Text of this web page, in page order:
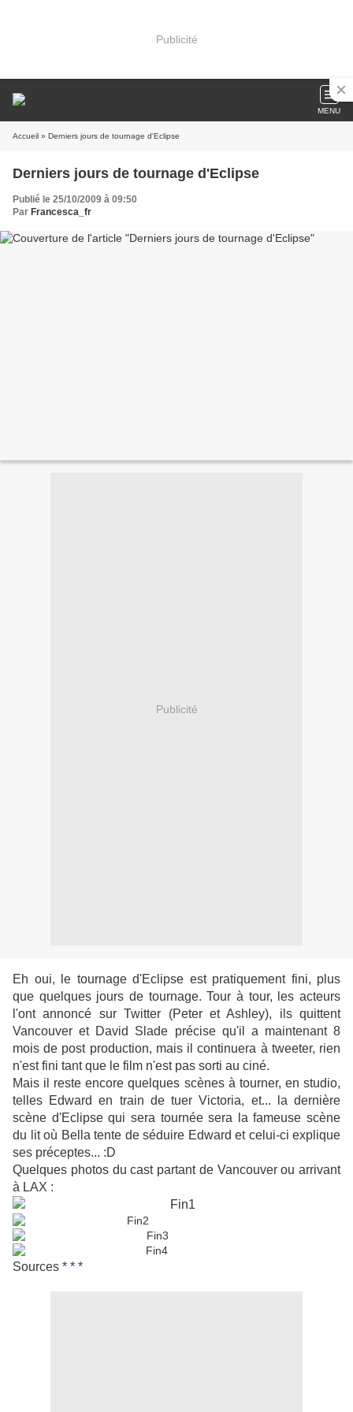
Publicité
MENU
Accueil » Derniers jours de tournage d'Eclipse
Derniers jours de tournage d'Eclipse
Publié le 25/10/2009 à 09:50
Par Francesca_fr
Publicité
Eh oui, le tournage d'Eclipse est pratiquement fini, plus
que quelques jours de tournage. Tour à tour, les acteurs
l'ont annoncé sur Twitter (Peter et Ashley), ils quittent
Vancouver et David Slade précise qu'il a maintenant 8
mois de post production, mais il continuera à tweeter, rien
n'est fini tant que le film n'est pas sorti au ciné.
Mais il reste encore quelques scènes à tourner, en studio,
telles Edward en train de tuer Victoria, et... la dernière
scène d'Eclipse qui sera tournée sera la fameuse scène
du lit où Bella tente de séduire Edward et celui-ci explique
ses préceptes... :D
Quelques photos du cast partant de Vancouver ou arrivant
à LAX :
Sources * * *